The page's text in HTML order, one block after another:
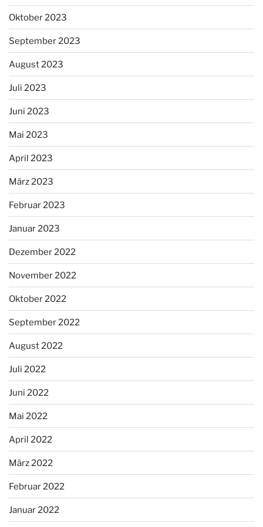
Oktober 2023
September 2023
August 2023
Juli 2023
Juni 2023
Mai 2023
April 2023
März 2023
Februar 2023
Januar 2023
Dezember 2022
November 2022
Oktober 2022
September 2022
August 2022
Juli 2022
Juni 2022
Mai 2022
April 2022
März 2022
Februar 2022
Januar 2022